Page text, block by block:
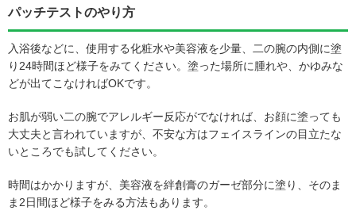
パッチテストのやり方
入浴後などに、使用する化粧水や美容液を少量、二の腕の内側に塗
り24時間ほど様子をみてください。塗った場所に腫れや、かゆみな
どが出てこなければOKです。
お肌が弱い二の腕でアレルギー反応がでなければ、お顔に塗っても
大丈夫と言われていますが、不安な方はフェイスラインの目立たな
いところでも試してください。
時間はかかりますが、美容液を絆創膏のガーゼ部分に塗り、そのま
ま2日間ほど様子をみる方法もあります。